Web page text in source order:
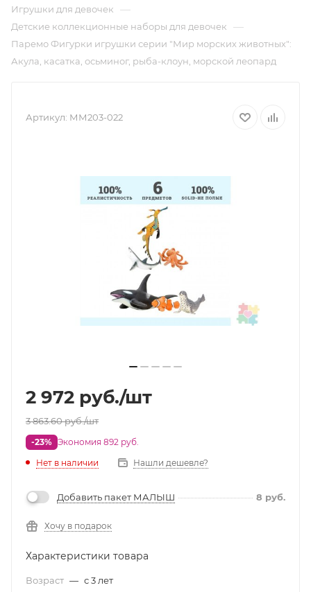
Игрушки для девочек —
Детские коллекционные наборы для девочек —
Паремо Фигурки игрушки серии "Мир морских животных":
Акула, касатка, осьминог, рыба-клоун, морской леопард
Артикул: ММ203-022
2 972 руб./шт
3 863.60руб./шт
-23% Экономия 892 руб.
Нет в наличии
Нашли дешевле?
Добавить пакет МАЛЫШ 8 руб.
Хочу в подарок
Характеристики товара
Возраст — с 3 лет